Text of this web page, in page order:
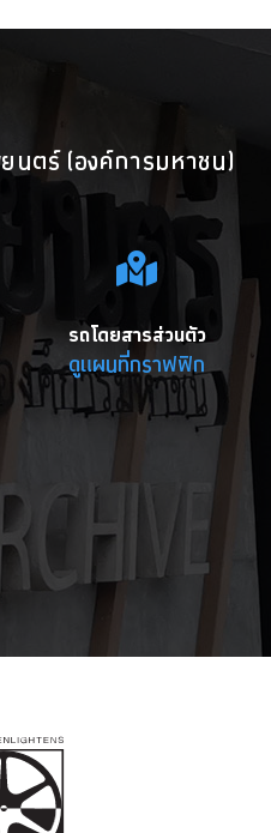
นตร์ (องค์การมหาชน)
รถโดยสารส่วนตัว
ดูแผนที่กราฟฟิก